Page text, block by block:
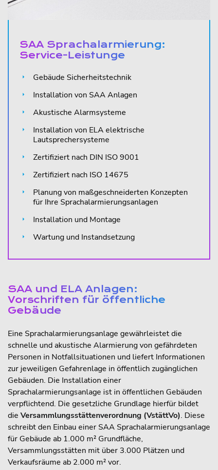
SAA Sprachalarmierung:
Service-Leistunge
Gebäude Sicherheitstechnik
Installation von SAA Anlagen
Akustische Alarmsysteme
Installation von ELA elektrische
Lautsprechersysteme
Zertifiziert nach DIN ISO 9001
Zertifiziert nach ISO 14675
Planung von maßgeschneiderten Konzepten
für Ihre Sprachalarmierungsanlagen
Installation und Montage
Wartung und Instandsetzung
SAA und ELA Anlagen:
Vorschriften für öffentliche
Gebäude
Eine Sprachalarmierungsanlage gewährleistet die
schnelle und akustische Alarmierung von gefährdeten
Personen in Notfallsituationen und liefert Informationen
zur jeweiligen Gefahrenlage in öffentlich zugänglichen
Gebäuden. Die Installation einer
Sprachalarmierungsanlage ist in öffentlichen Gebäuden
verpflichtend. Die gesetzliche Grundlage hierfür bildet
die Versammlungsstättenverordnung (VstättVo). Diese
schreibt den Einbau einer SAA Sprachalarmierungsanlage
für Gebäude ab 1.000 m² Grundfläche,
Versammlungsstätten mit über 3.000 Plätzen und
Verkaufsräume ab 2.000 m² vor.